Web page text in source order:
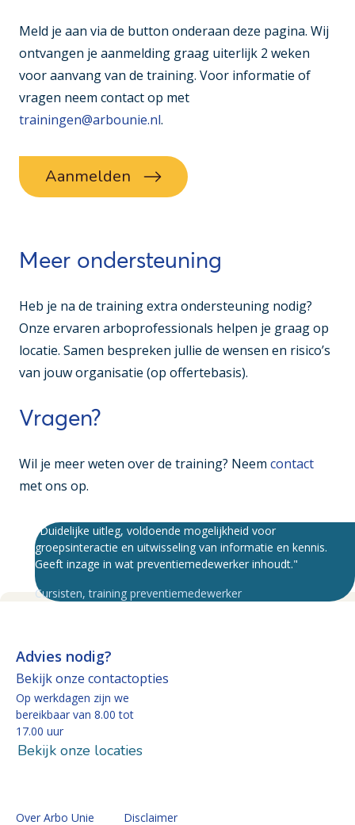
Meld je aan via de button onderaan deze pagina. Wij
ontvangen je aanmelding graag uiterlijk 2 weken
voor aanvang van de training. Voor informatie of
vragen neem contact op met
trainingen@arbounie.nl.
Aanmelden
Meer ondersteuning
Heb je na de training extra ondersteuning nodig?
Onze ervaren arboprofessionals helpen je graag op
locatie. Samen bespreken jullie de wensen en risico’s
van jouw organisatie (op offertebasis).
Vragen?
Wil je meer weten over de training? Neem contact
met ons op.
"Duidelijke uitleg, voldoende mogelijkheid voor
groepsinteractie en uitwisseling van informatie en kennis.
Geeft inzage in wat preventiemedewerker inhoudt."
Cursisten,training preventiemedewerker
Advies nodig?
Bekijk onze contactopties
Op werkdagen zijn we
bereikbaar van 8.00 tot
17.00 uur
Bekijk onze locaties
Over Arbo Unie Disclaimer